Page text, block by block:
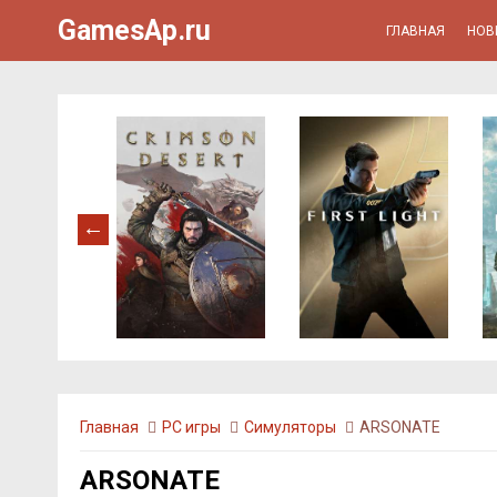
GamesAp.ru ГЛАВНАЯ
Главная PC игры Симуляторы ARSONATE
ARSONATE